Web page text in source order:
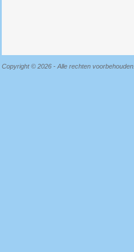
Copyright © 2026 - Alle rechten voorbehouden.